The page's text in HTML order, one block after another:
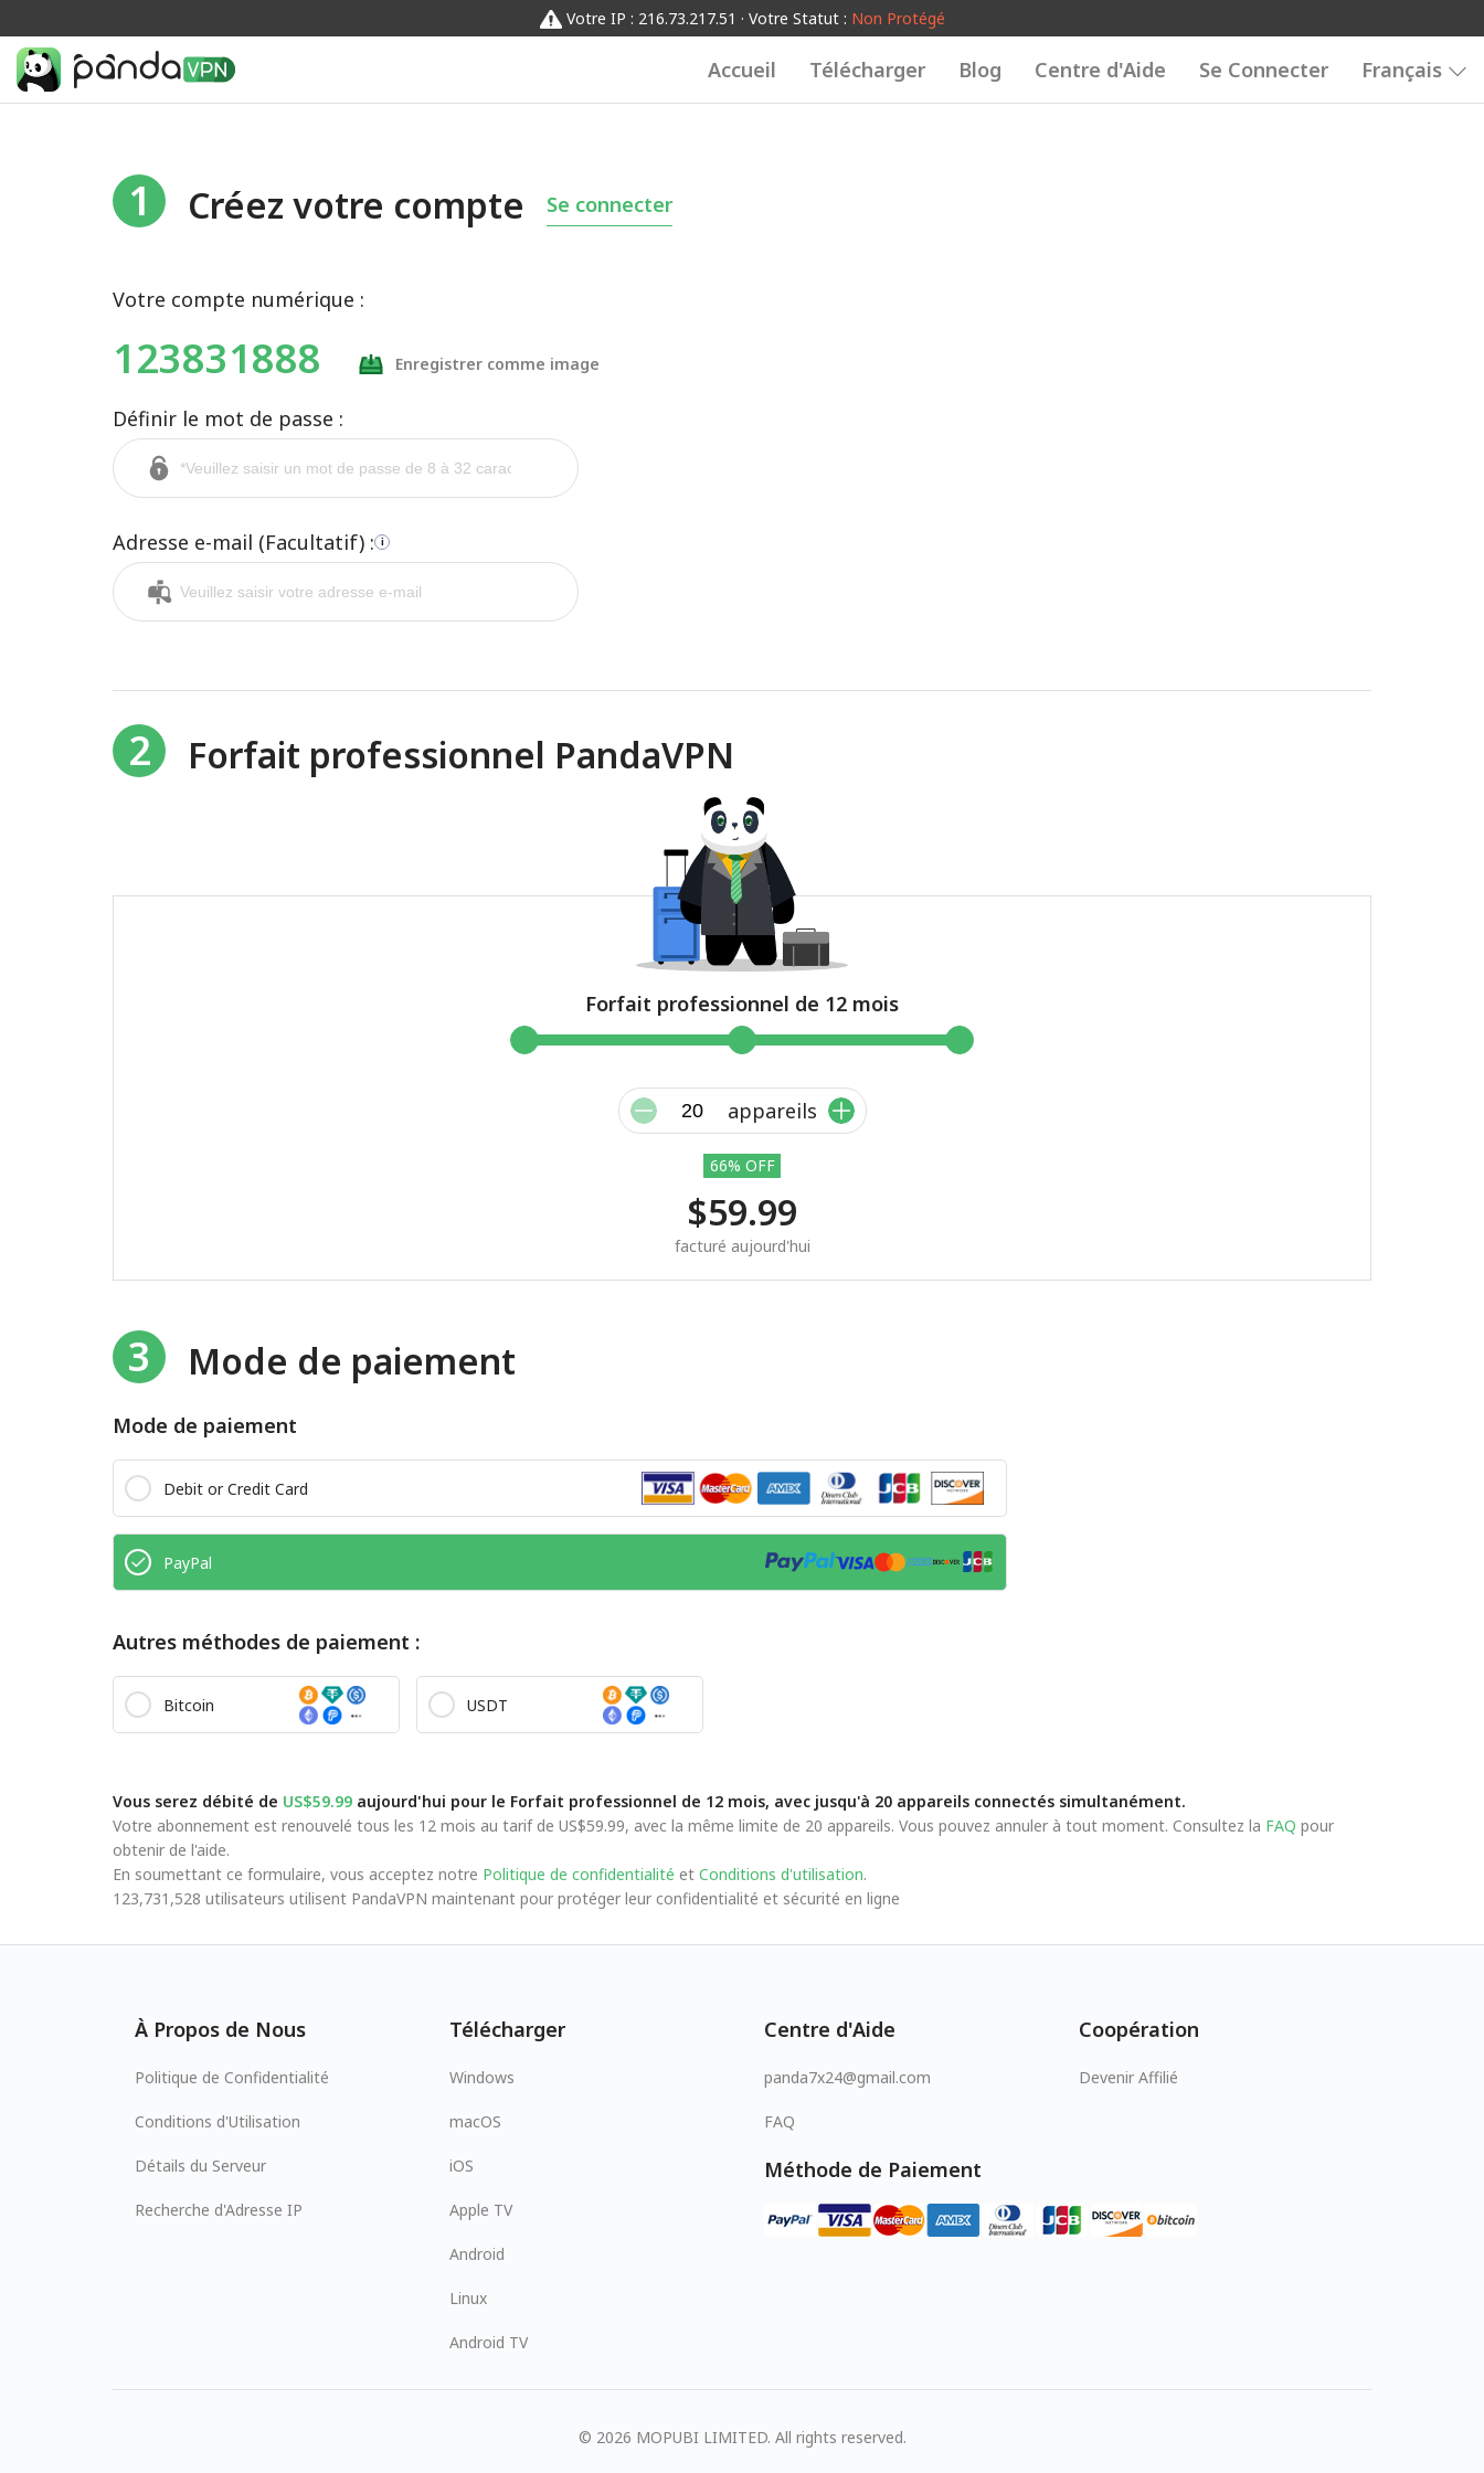
Votre IP : 216.73.217.51 · Votre Statut : Non Protégé
Accueil Télécharger Blog Centre d'Aide Se Connecter Français
1 Créez votre compte Se connecter
Votre compte numérique :
123831888 Enregistrer comme image
Définir le mot de passe :
Adresse e-mail (Facultatif) : i
2 Forfait professionnel PandaVPN
Forfait professionnel de 12 mois
appareils
66% OFF
$59.99
facturé aujourd'hui
3 Mode de paiement
Mode de paiement
Debit or Credit Card
PayPal
Autres méthodes de paiement :
Bitcoin USDT
Vous serez débité de US$59.99 aujourd'hui pour le Forfait professionnel de 12 mois, avec jusqu'à 20 appareils connectés simultanément.
Votre abonnement est renouvelé tous les 12 mois au tarif de US$59.99, avec la même limite de 20 appareils. Vous pouvez annuler à tout moment. Consultez la FAQ pour
obtenir de l'aide.
En soumettant ce formulaire, vous acceptez notre Politique de confidentialité et Conditions d'utilisation.
123,731,528 utilisateurs utilisent PandaVPN maintenant pour protéger leur confidentialité et sécurité en ligne
À Propos de Nous
Politique de Confidentialité
Conditions d'Utilisation
Détails du Serveur
Recherche d'Adresse IP
Télécharger
Windows
macOS
iOS
Apple TV
Android
Linux
Android TV
Centre d'Aide
panda7x24@gmail.com
FAQ
Coopération
Devenir Affilié
Méthode de Paiement
© 2026 MOPUBI LIMITED. All rights reserved.